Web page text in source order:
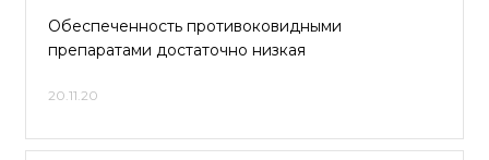
Обеспеченность противоковидными
препаратами достаточно низкая
20.11.20